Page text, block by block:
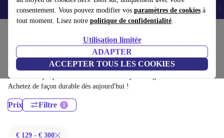
consentement. Vous pouvez modifier vos paramètres de cookies à
tout moment. Lisez notre politique de confidentialité.
Utilisation limitée
ADAPTER
ACCEPTER TOUS LES COOKIES
Smartphones Laptops Tablettes Montres connectées Accessoires
Ordinateurs portables Dell:
Ordinateurs portables Dell certifiés reconditionnés à moins de 300€ –
économisez jusqu'à 40 %. Retours sous 30 jours et garantie de 12 mois.
Achetez de façon durable dès aujourd'hui !
Prix Filtre
€ 129 - € 300